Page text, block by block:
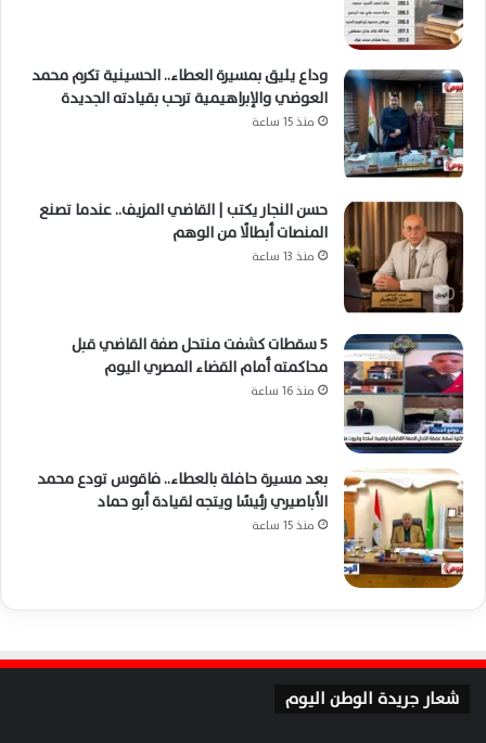
وداع يليق بمسيرة العطاء.. الحسينية تكرم محمد
العوضي والإبراهيمية ترحب بقيادته الجديدة
منذ 15 ساعة
حسن النجار يكتب | القاضي المزيف.. عندما تصنع
المنصات أبطالًا من الوهم
منذ 13 ساعة
5 سقطات كشفت منتحل صفة القاضي قبل
محاكمته أمام القضاء المصري اليوم
منذ 16 ساعة
بعد مسيرة حافلة بالعطاء.. فاقوس تودع محمد
الأباصيري رئيسًا ويتجه لقيادة أبو حماد
منذ 15 ساعة
شعار جريدة الوطن اليوم